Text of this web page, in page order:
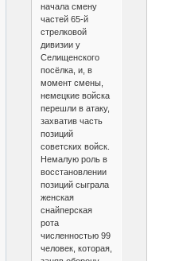
начала смену
частей 65-й
стрелковой
дивизии у
Селищенского
посёлка, и, в
момент смены,
немецкие войска
перешли в атаку,
захватив часть
позиций
советских войск.
Немалую роль в
восстановлении
позиций сыграла
женская
снайперская
рота
численностью 99
человек, которая,